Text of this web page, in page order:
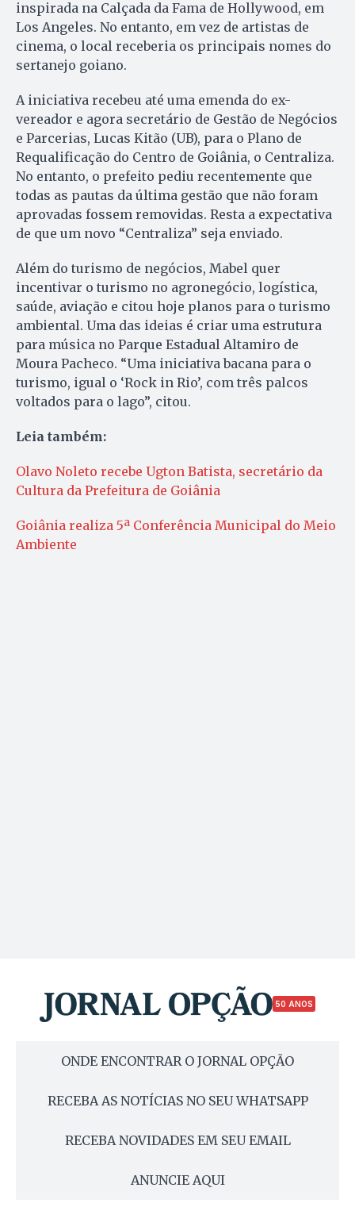
inspirada na Calçada da Fama de Hollywood, em
Los Angeles. No entanto, em vez de artistas de
cinema, o local receberia os principais nomes do
sertanejo goiano.
A iniciativa recebeu até uma emenda do ex-
vereador e agora secretário de Gestão de Negócios
e Parcerias, Lucas Kitão (UB), para o Plano de
Requalificação do Centro de Goiânia, o Centraliza.
No entanto, o prefeito pediu recentemente que
todas as pautas da última gestão que não foram
aprovadas fossem removidas. Resta a expectativa
de que um novo “Centraliza” seja enviado.
Além do turismo de negócios, Mabel quer
incentivar o turismo no agronegócio, logística,
saúde, aviação e citou hoje planos para o turismo
ambiental. Uma das ideias é criar uma estrutura
para música no Parque Estadual Altamiro de
Moura Pacheco. “Uma iniciativa bacana para o
turismo, igual o ‘Rock in Rio’, com três palcos
voltados para o lago”, citou.
Leia também:
Olavo Noleto recebe Ugton Batista, secretário da
Cultura da Prefeitura de Goiânia
Goiânia realiza 5ª Conferência Municipal do Meio
Ambiente
50 ANOS
ONDE ENCONTRAR O JORNAL OPÇÃO
RECEBA AS NOTÍCIAS NO SEU WHATSAPP
RECEBA NOVIDADES EM SEU EMAIL
ANUNCIE AQUI